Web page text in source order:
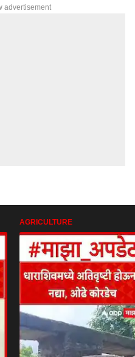
advertisement
AGRICULTURE